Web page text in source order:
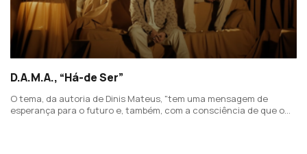
D.A.M.A., “Há-de Ser”
O tema, da autoria de Dinis Mateus, "tem uma mensagem de
esperança para o futuro e, também, com a consciência de que o